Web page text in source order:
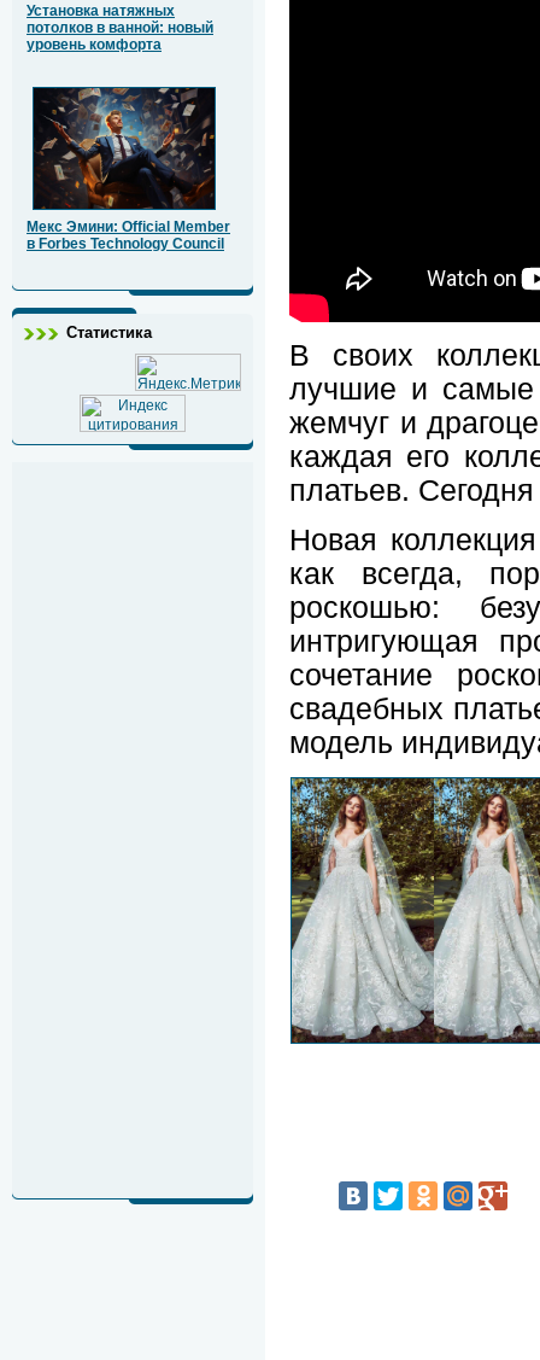
Установка натяжных
потолков в ванной: новый
уровень комфорта
Мекс Эмини: Official Member
в Forbes Technology Council
Статистика
В своих
лучшие и самые
жемчуг и
каждая его
платьев.
Новая
как всегда,
роскошью:
интригующая
сочетание
свадебных
модель